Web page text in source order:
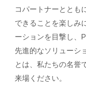
コパートナーととも
できることを楽しみ
ーションを目撃し、
先進的なソリューシ
とは、私たちの名誉
来場ください。